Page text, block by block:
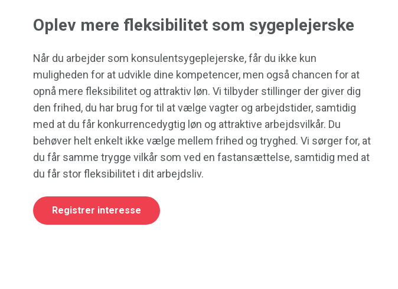
Oplev mere fleksibilitet som sygeplejerske
Når du arbejder som konsulentsygeplejerske, får du ikke kun
muligheden for at udvikle dine kompetencer, men også chancen for at
opnå mere fleksibilitet og attraktiv løn. Vi tilbyder stillinger der giver dig
den frihed, du har brug for til at vælge vagter og arbejdstider, samtidig
med at du får konkurrencedygtig løn og attraktive arbejdsvilkår. Du
behøver helt enkelt ikke vælge mellem frihed og tryghed. Vi sørger for, at
du får samme trygge vilkår som ved en fastansættelse, samtidig med at
du får stor fleksibilitet i dit arbejdsliv.
Registrer interesse